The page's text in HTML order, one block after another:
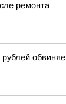
ремонта